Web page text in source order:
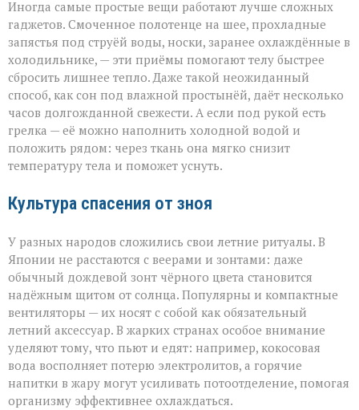
Иногда самые простые вещи работают лучше сложных
гаджетов. Смоченное полотенце на шее, прохладные
запястья под струёй воды, носки, заранее охлаждённые в
холодильнике, — эти приёмы помогают телу быстрее
сбросить лишнее тепло. Даже такой неожиданный
способ, как сон под влажной простынёй, даёт несколько
часов долгожданной свежести. А если под рукой есть
грелка — её можно наполнить холодной водой и
положить рядом: через ткань она мягко снизит
температуру тела и поможет уснуть.
Культура спасения от зноя
У разных народов сложились свои летние ритуалы. В
Японии не расстаются с веерами и зонтами: даже
обычный дождевой зонт чёрного цвета становится
надёжным щитом от солнца. Популярны и компактные
вентиляторы — их носят с собой как обязательный
летний аксессуар. В жарких странах особое внимание
уделяют тому, что пьют и едят: например, кокосовая
вода восполняет потерю электролитов, а горячие
напитки в жару могут усиливать потоотделение, помогая
организму эффективнее охлаждаться.